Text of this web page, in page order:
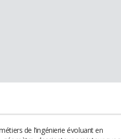
de l’ingénierie évoluant en